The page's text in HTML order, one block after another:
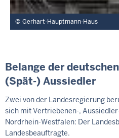
Gerhart-Hauptmann-Haus
Belange der
(Spät-) Aussiedler
Zwei von der Landesregierung
sich mit Vertriebenen-,
Nordrhein-Westfalen: Der
Landesbeauftragte.